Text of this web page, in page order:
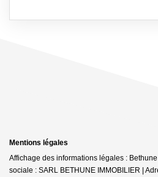
Mentions légales
Affichage des informations légales :
sociale : SARL BETHUNE IMMOBILIER |